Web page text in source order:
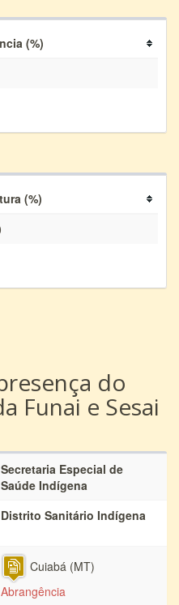
(%)
(%)
do
Funai e Sesai
Secretaria Especial de
Saúde Indígena
Distrito Sanitário Indígena
Cuiabá (MT)
Abrangência